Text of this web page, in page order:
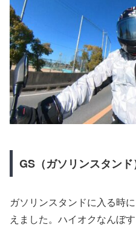
GS（ガソリンスタン
ガソリンスタンドに入る時
えました。ハイオクなんぼ